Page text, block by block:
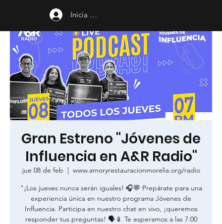
Inicia sesión
Gran Estreno "Jóvenes de
Influencia en A&R Radio"
jue 08 de feb
  |
www.amoryrestauracionmorelia.org/radio
"¡Los jueves nunca serán iguales! 🎧💬 Prepárate para una
experiencia única en nuestro programa Jóvenes de
Influencia. Participa en nuestro chat en vivo, ¡queremos
responder tus preguntas! 🗣️📱 Te esperamos a las 7:00